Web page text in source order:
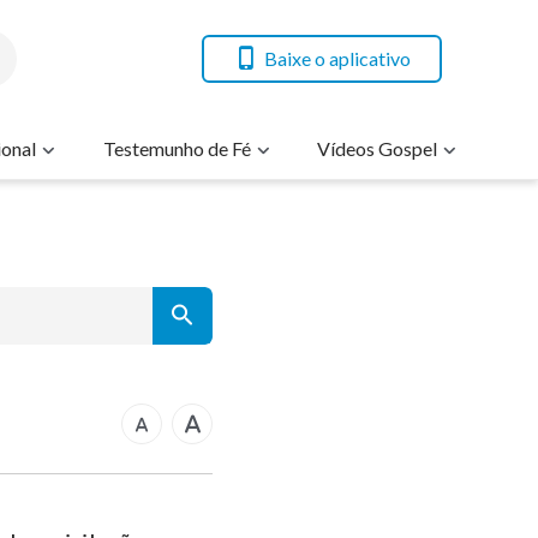
Baixe o aplicativo
Testemunho de Fé Vídeos Gospel